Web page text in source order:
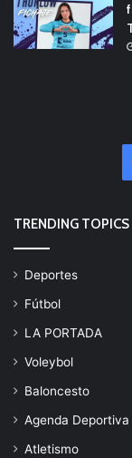
TRENDING TOPICS
Deportes
Fútbol
LA PORTADA
Voleybol
Baloncesto
Agenda Deportiva
Atletismo